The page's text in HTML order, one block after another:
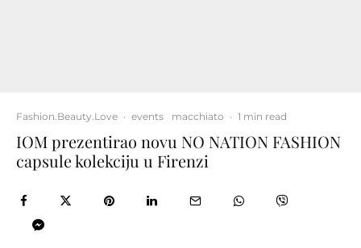
Fashion.Beauty.Love · events macchiato · 1 min read
IOM prezentirao novu NO NATION FASHION
capsule kolekciju u Firenzi